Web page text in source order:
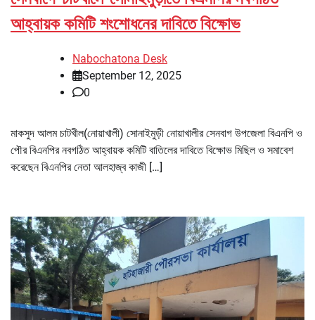
আহ্বায়ক কমিটি শংশোধনের দাবিতে বিক্ষোভ
Nabochatona Desk
September 12, 2025
0
মাকসুদ আলম চাটখীল(নোয়াখালী) সোনাইমুড়ী নোয়াখালীর সেনবাগ উপজেলা বিএনপি ও
পৌর বিএনপির নবগঠিত আহ্বায়ক কমিটি বাতিলের দাবিতে বিক্ষোভ মিছিল ও সমাবেশ
করেছেন বিএনপির নেতা আলহাজ্ব কাজী […]